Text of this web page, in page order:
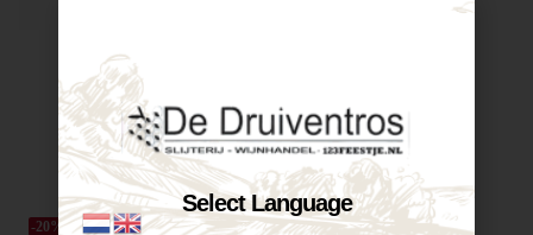
Te huur...
€10,00
Niet op voorraad
LEES MEER
Op voorraad
SELECTEER OPTIES
-20%
Select Language